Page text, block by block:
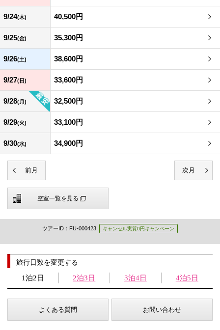
9/24(木) 40,500円
9/25(金) 35,300円
9/26(土) 38,600円
9/27(日) 33,600円
9/28(月) 32,500円
9/29(火) 33,100円
9/30(水) 34,900円
空室一覧を見る
ツアーID：FU-000423 キャンセル実質0円キャンペーン
旅行日数を変更する
1泊2日 2泊3日 3泊4日 4泊5日
よくある質問 お問い合わせ